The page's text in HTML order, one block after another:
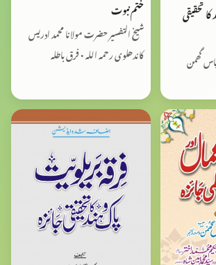
تحقیقی
گھمن
ختم نبوت
شیخ التفسیر حضرت مولانا محمد ادریس
کاندھلوی رحمہ اللہ • فرق باطلہ